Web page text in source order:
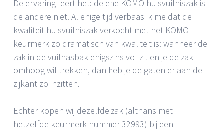
De ervaring leert het: de ene KOMO huisvuilniszak is
de andere niet. Al enige tijd verbaas ik me dat de
kwaliteit huisvuilniszak verkocht met het KOMO
keurmerk zo dramatisch van kwaliteit is: wanneer de
zak in de vuilnasbak enigszins vol zit en je de zak
omhoog wil trekken, dan heb je de gaten er aan de
zijkant zo inzitten.
Echter kopen wij dezelfde zak (althans met
hetzelfde keurmerk nummer 32993) bij een